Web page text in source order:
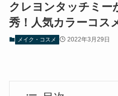
クレヨンタッチミー
秀！人気カラーコス
メイク・コスメ 2022年3月29日